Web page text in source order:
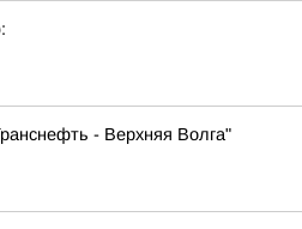
- Верхняя Волга"